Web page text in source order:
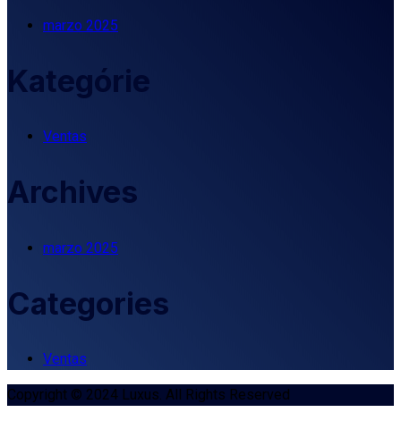
marzo 2025
Kategórie
Ventas
Archives
marzo 2025
Categories
Ventas
Copyright © 2024 Luxus. All Rights Reserved